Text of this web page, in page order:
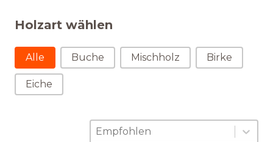
Holzart wählen
Holzart wählen
Alle Buche Mischholz Birke
Eiche
Sortierung
Sort content
Sort content